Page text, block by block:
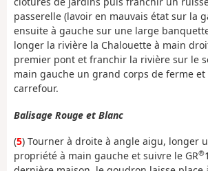
passerelle (lavoir en mauvais état sur la
ensuite à gauche sur une large
longer la rivière la Chalouette à main
premier pont et franchir la rivière sur le
main gauche un grand corps de ferme
carrefour.
Balisage Rouge et Blanc
(5) Tourner à droite à angle aigu, longer
propriété à main gauche et suivre le GR®